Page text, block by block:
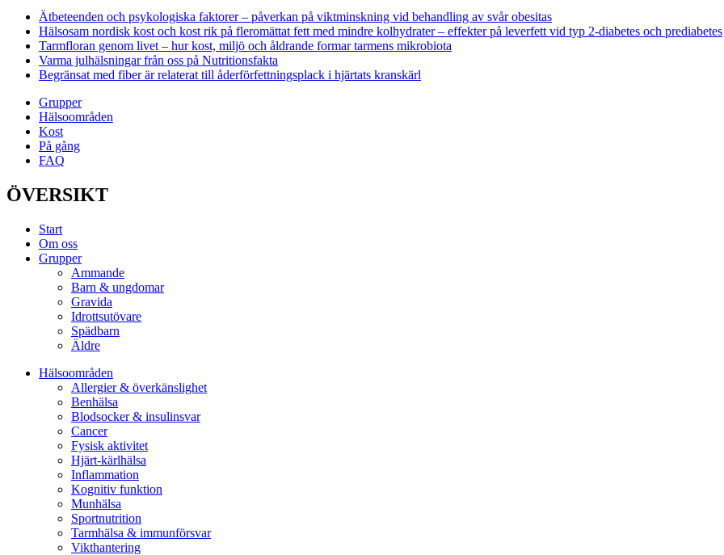
Ätbeteenden och psykologiska faktorer – påverkan på viktminskning vid behandling av svår obesitas
Hälsosam nordisk kost och kost rik på fleromättat fett med mindre kolhydrater – effekter på leverfett vid typ 2-diabetes och prediabetes
Tarmfloran genom livet – hur kost, miljö och åldrande formar tarmens mikrobiota
Varma julhälsningar från oss på Nutritionsfakta
Begränsat med fiber är relaterat till åderförfettningsplack i hjärtats kranskärl
Grupper
Hälsoområden
Kost
På gång
FAQ
ÖVERSIKT
Start
Om oss
Grupper
Ammande
Barn & ungdomar
Gravida
Idrottsutövare
Spädbarn
Äldre
Hälsoområden
Allergier & överkänslighet
Benhälsa
Blodsocker & insulinsvar
Cancer
Fysisk aktivitet
Hjärt-kärlhälsa
Inflammation
Kognitiv funktion
Munhälsa
Sportnutrition
Tarmhälsa & immunförsvar
Vikthantering